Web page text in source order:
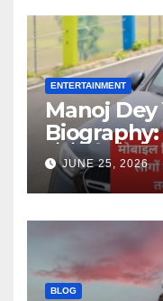
ENTERTAINMENT
Manoj
Biography:
लोगों की
JUNE 25, 2026
BLOG